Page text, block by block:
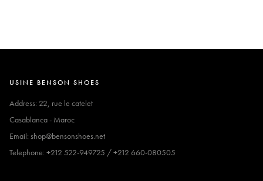
USINE BENSON SHOES
Address: 22, rue le catelet
Casablanca - Maroc
Email: shop@bensonshoes.net
Telephone: +212 522-949725 / +212 660-080505